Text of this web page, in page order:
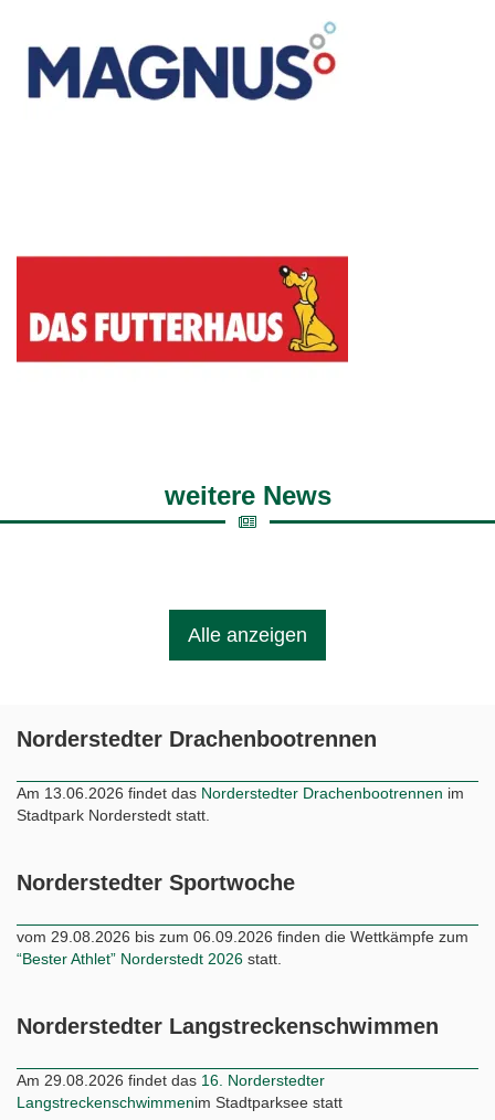
weitere News
Alle anzeigen
Norderstedter Drachenbootrennen
Am 13.06.2026 findet das Norderstedter Drachenbootrennen im
Stadtpark Norderstedt statt.
Norderstedter Sportwoche
vom 29.08.2026 bis zum 06.09.2026 finden die Wettkämpfe zum
“Bester Athlet” Norderstedt 2026 statt.
Norderstedter Langstreckenschwimmen
Am 29.08.2026 findet das 16. Norderstedter
Langstreckenschwimmenim Stadtparksee statt